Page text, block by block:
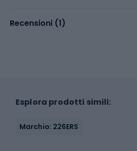
Recensioni (1)
Esplora prodotti simili:
Marchio: 226ERS